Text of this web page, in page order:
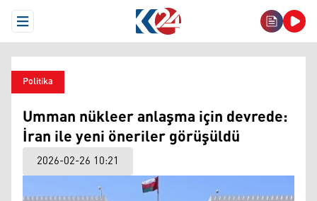
Open Menu
Politika
Umman nükleer anlaşma için devrede:
İran ile yeni öneriler görüşüldü
2026-02-26 10:21